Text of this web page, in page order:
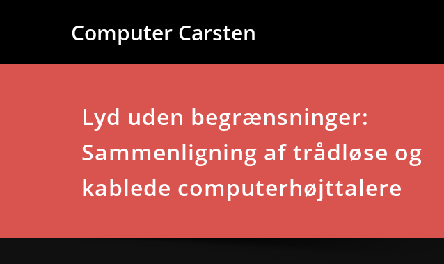
Computer Carsten
Lyd uden begrænsninger:
Sammenligning af trådløse og
kablede computerhøjttalere